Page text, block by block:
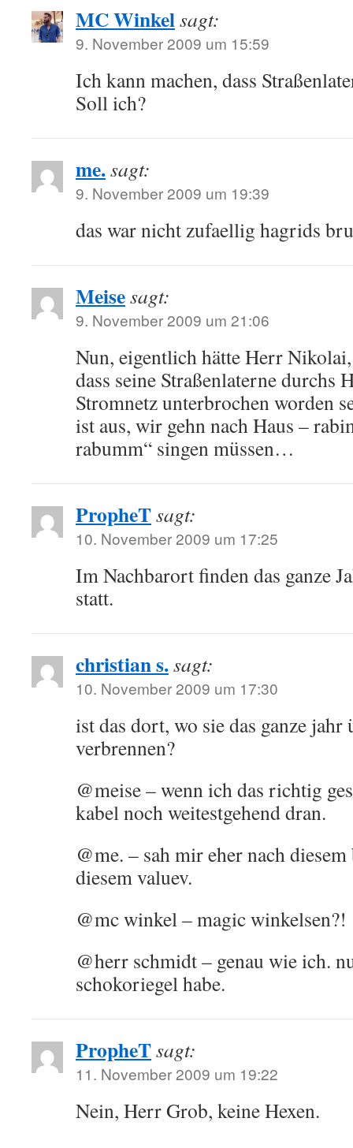
MC Winkelsagt:
9. November 2009 um 15:59
Ich kann machen, dass
Soll ich?
me.sagt:
9. November 2009 um 19:39
das war nicht zufaellig hagrids
Meisesagt:
9. November 2009 um 21:06
Nun, eigentlich hätte Herr Nikolai,
dass seine Straßenlaterne durchs
Stromnetz unterbrochen worden
ist aus, wir gehn nach Haus –
rabumm“ singen müssen…
PropheTsagt:
10. November 2009 um 17:25
Im Nachbarort finden das ganze
statt.
christian s.sagt:
10. November 2009 um 17:30
ist das dort, wo sie das ganze jahr
verbrennen?
@meise – wenn ich das richtig
kabel noch weitestgehend dran.
@me. – sah mir eher nach
diesem valuev.
@mc winkel – magic winkelsen?!
@herr schmidt – genau wie ich.
schokoriegel habe.
PropheTsagt:
11. November 2009 um 19:22
Nein, Herr Grob, keine Hexen.